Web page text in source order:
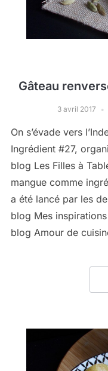
Gâteau
3 avril 2017
On s’évade vers
Ingrédient #27,
blog Les Filles à
mangue comme
a été lancé par les
blog Mes
blog Amour de